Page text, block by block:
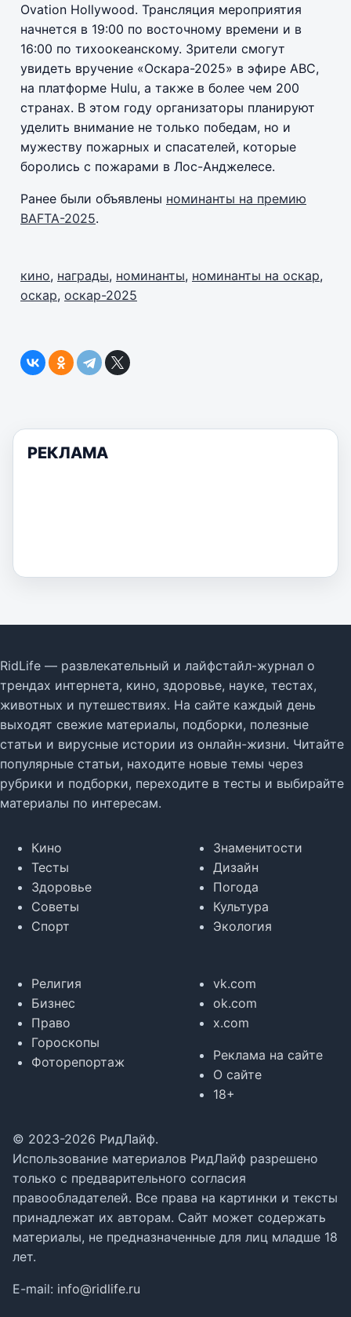
Ovation Hollywood. Трансляция мероприятия
начнется в 19:00 по восточному времени и в
16:00 по тихоокеанскому. Зрители смогут
увидеть вручение «Оскара-2025» в эфире ABC,
на платформе Hulu, а также в более чем 200
странах. В этом году организаторы планируют
уделить внимание не только победам, но и
мужеству пожарных и спасателей, которые
боролись с пожарами в Лос-Анджелесе.
Ранее были объявлены номинанты на премию
BAFTA-2025.
кино, награды, номинанты, номинанты на оскар,
оскар, оскар-2025
РЕКЛАМА
RidLife — развлекательный и лайфстайл-журнал о
трендах интернета, кино, здоровье, науке, тестах,
животных и путешествиях. На сайте каждый день
выходят свежие материалы, подборки, полезные
статьи и вирусные истории из онлайн-жизни. Читайте
популярные статьи, находите новые темы через
рубрики и подборки, переходите в тесты и выбирайте
материалы по интересам.
Кино
Тесты
Здоровье
Советы
Спорт
Знаменитости
Дизайн
Погода
Культура
Экология
Религия
Бизнес
Право
Гороскопы
Фоторепортаж
vk.com
ok.com
x.com
Реклама на сайте
О сайте
18+
© 2023-2026 РидЛайф.
Использование материалов РидЛайф разрешено
только с предварительного согласия
правообладателей. Все права на картинки и тексты
принадлежат их авторам. Сайт может содержать
материалы, не предназначенные для лиц младше 18
лет.
E-mail: info@ridlife.ru